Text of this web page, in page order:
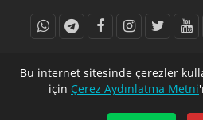
Bu internet sitesinde çerezler
için Çerez Aydınlatma Metni